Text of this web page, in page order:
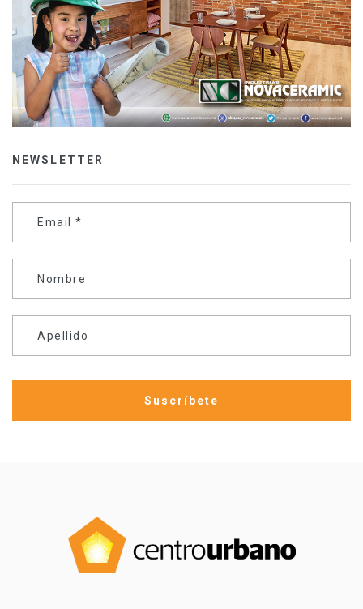
NEWSLETTER
Email *
Nombre
Apellido